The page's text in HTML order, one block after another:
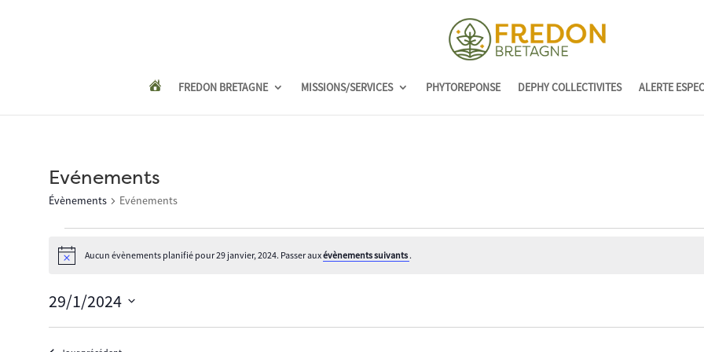
FREDON BRETAGNE MISSIONS/SERVICES PHYTOREPONSE DEPHY COLLECTIVITES ALERTE
Evénements
Évènements Evénements
for
janvier,
Notice Aucun évènements planifié pour 29 janvier, 2024. Passer auxévènements suivants.
29/1/2024